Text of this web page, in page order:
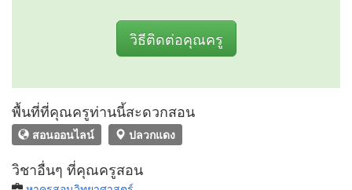
วิธีติดต่อคุณครู
พื้นที่ที่คุณครูท่านนี้สะดวกสอน
สอนออนไลน์ ปลวกแดง
วิชาอื่นๆ ที่คุณครูสอน